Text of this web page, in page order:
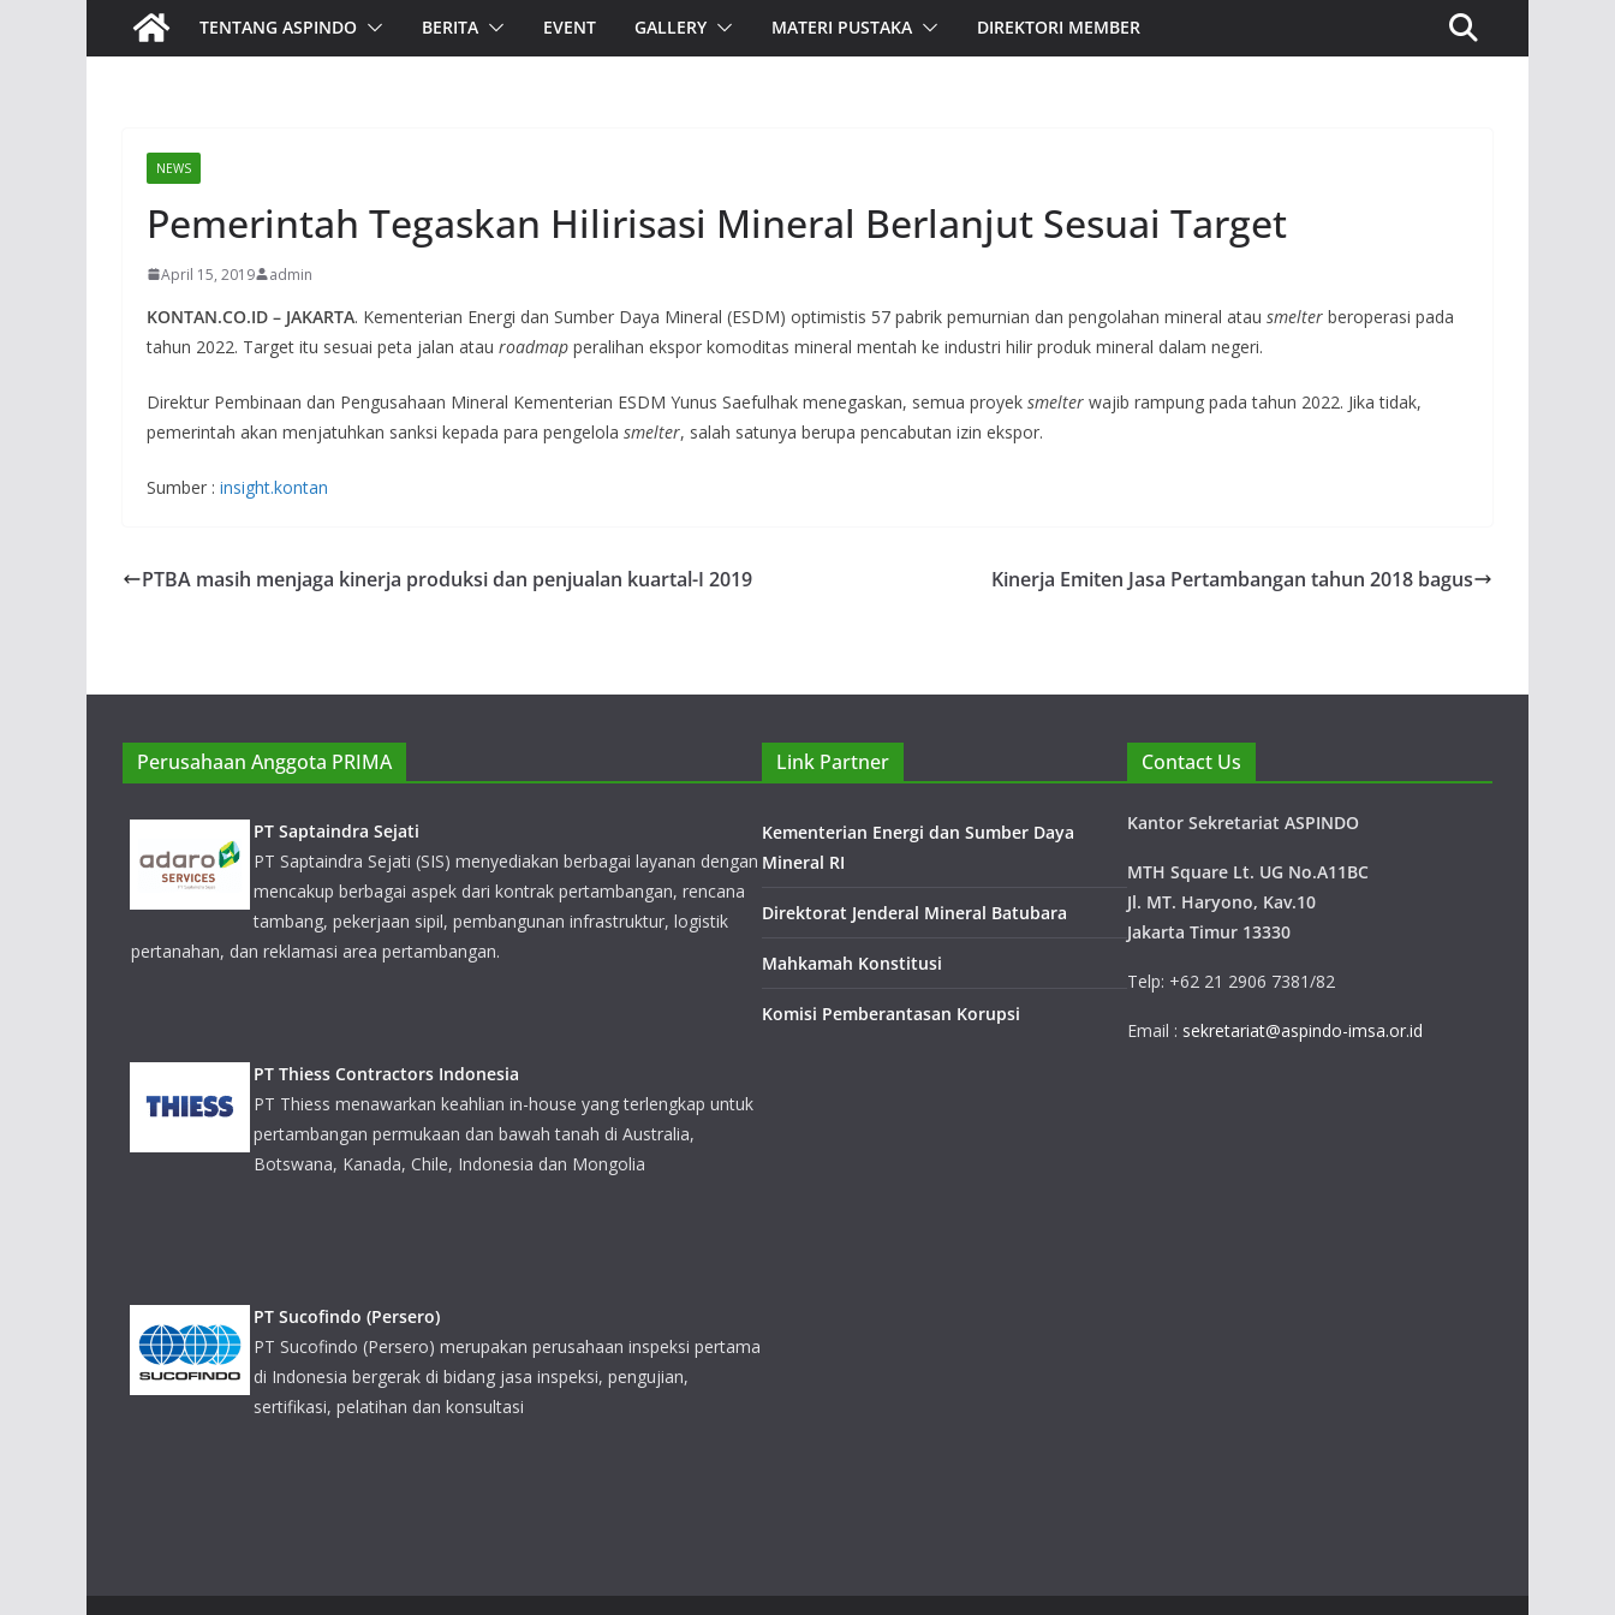
TENTANG ASPINDO BERITA EVENT GALLERY MATERI PUSTAKA DIREKTORI MEMBER
NEWS
Pemerintah Tegaskan Hilirisasi Mineral Berlanjut Sesuai Target
April 15, 2019 admin
KONTAN.CO.ID – JAKARTA. Kementerian Energi dan Sumber Daya Mineral (ESDM) optimistis 57 pabrik pemurnian dan pengolahan mineral atau smelter beroperasi pada
tahun 2022. Target itu sesuai peta jalan atau roadmap peralihan ekspor komoditas mineral mentah ke industri hilir produk mineral dalam negeri.
Direktur Pembinaan dan Pengusahaan Mineral Kementerian ESDM Yunus Saefulhak menegaskan, semua proyek smelter wajib rampung pada tahun 2022. Jika tidak,
pemerintah akan menjatuhkan sanksi kepada para pengelola smelter, salah satunya berupa pencabutan izin ekspor.
Sumber : insight.kontan
PTBA masih menjaga kinerja produksi dan penjualan kuartal-I 2019 Kinerja Emiten Jasa Pertambangan tahun 2018 bagus
Perusahaan Anggota PRIMA
mencakup berbagai aspek dari kontrak pertambangan, rencana
tambang, pekerjaan sipil, pembangunan infrastruktur, logistik
PT Thiess Contractors Indonesia
PT Thiess menawarkan keahlian in-house yang terlengkap untuk
PT Sucofindo (Persero)
PT Putra Perkasa Abadi
Link Partner
Kementerian Energi dan Sumber Daya
Mineral RI
Direktorat Jenderal Mineral Batubara
Mahkamah Konstitusi
Komisi Pemberantasan Korupsi
Contact Us
Kantor Sekretariat ASPINDO
MTH Square Lt. UG No.A11BC
Jl. MT. Haryono, Kav.10
Jakarta Timur 13330
Telp: +62 21 2906 7381/82
Email : sekretariat@aspindo-imsa.or.id